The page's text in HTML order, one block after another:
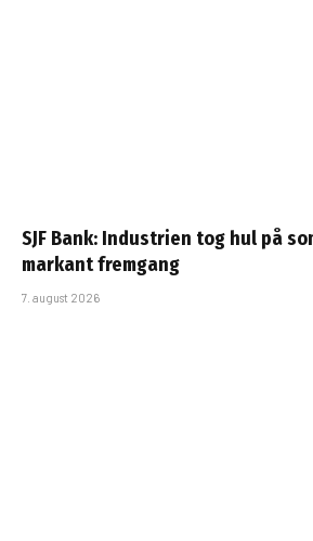
SJF Bank: Industrien tog hul på
markant fremgang
7. august 2026